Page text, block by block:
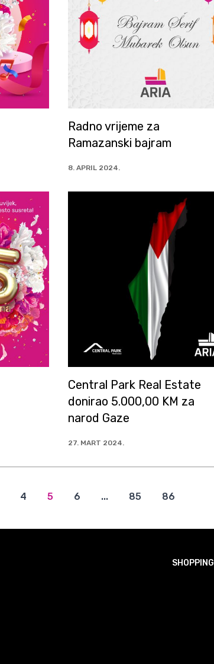
Radno vrijeme za
Ramazanski bajram
8. APRIL 2024.
Central Park Real Estate
donirao 5.000,00 KM za
narod Gaze
27. MART 2024.
4 5 6 ... 85 86
SHOPPING